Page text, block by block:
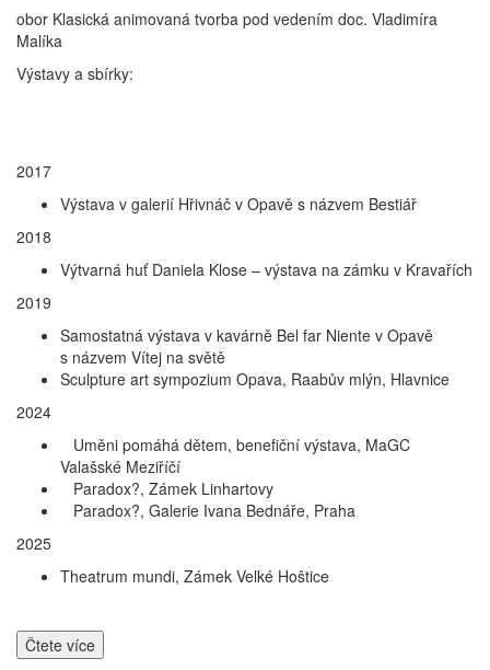
obor Klasická animovaná tvorba pod vedením doc. Vladimíra
Malíka
Výstavy a sbírky:
2017
Výstava v galerií Hřivnáč v Opavě s názvem Bestiář
2018
Výtvarná huť Daniela Klose – výstava na zámku v Kravařích
2019
Samostatná výstava v kavárně Bel far Niente v Opavě
s názvem Vítej na světě
Sculpture art sympozium Opava, Raabův mlýn, Hlavnice
2024
Uměni pomáhá dětem, benefiční výstava, MaGC
Valašské Meziříčí
Paradox?, Zámek Linhartovy
Paradox?, Galerie Ivana Bednáře, Praha
2025
Theatrum mundi, Zámek Velké Hoštice
Čtete více